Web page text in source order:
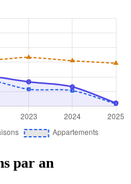
par an